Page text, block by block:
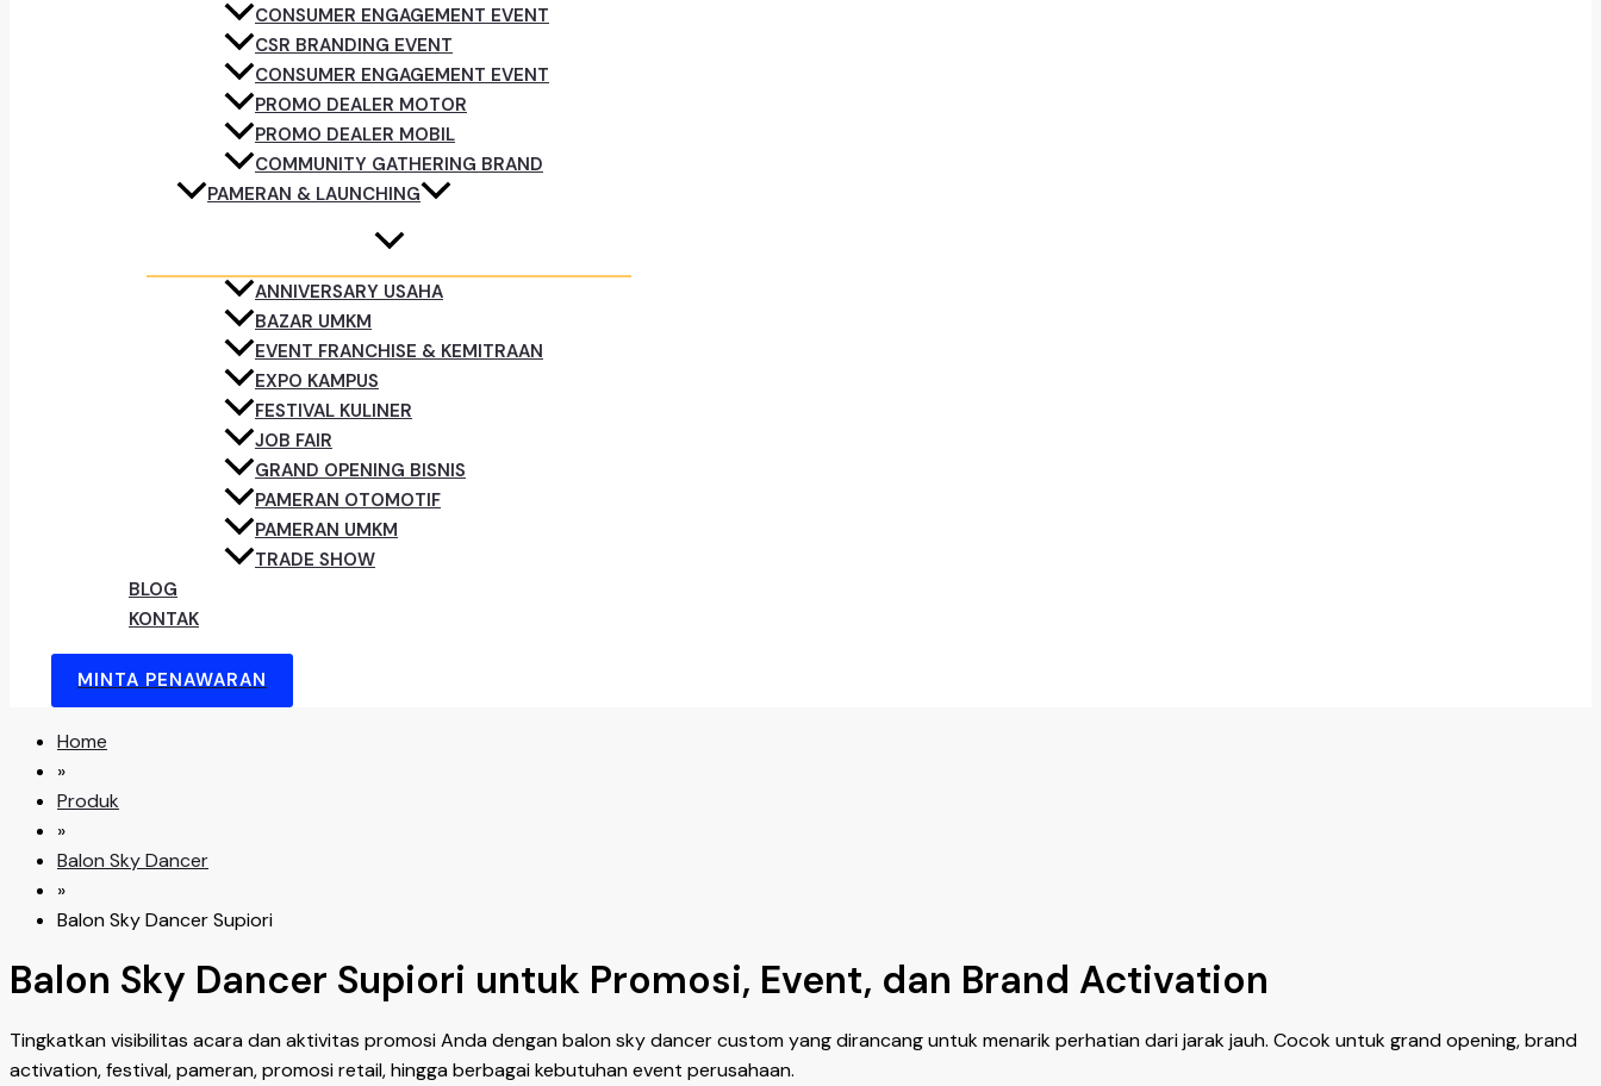
CONSUMER ENGAGEMENT EVENT
CSR BRANDING EVENT
CONSUMER ENGAGEMENT EVENT
PROMO DEALER MOTOR
PROMO DEALER MOBIL
COMMUNITY GATHERING BRAND
PAMERAN & LAUNCHING
ANNIVERSARY USAHA
BAZAR UMKM
EVENT FRANCHISE & KEMITRAAN
EXPO KAMPUS
FESTIVAL KULINER
JOB FAIR
GRAND OPENING BISNIS
PAMERAN OTOMOTIF
PAMERAN UMKM
TRADE SHOW
BLOG
KONTAK
MINTA PENAWARAN
Home
»
Produk
»
Balon Sky Dancer
»
Balon Sky Dancer Supiori
Balon Sky Dancer Supiori untuk Promosi, Event, dan Brand Activation
Tingkatkan visibilitas acara dan aktivitas promosi Anda dengan balon sky dancer custom yang dirancang untuk menarik perhatian dari jarak jauh. Cocok untuk grand opening, brand
activation, festival, pameran, promosi retail, hingga berbagai kebutuhan event perusahaan.